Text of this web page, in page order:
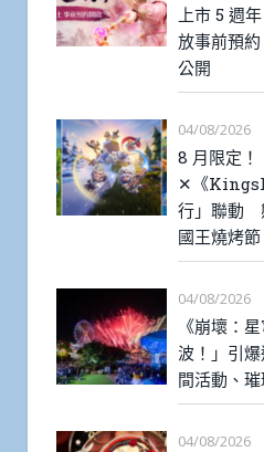
上市 5 週
放事前預
公開
04/08/2026
8 月限定！
✕《
行」聯動
國王燒烤
04/08/2026
《崩壞：
波！」引
間活動、
04/08/2026